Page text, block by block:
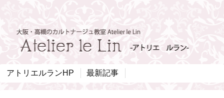
アトリエルランHP 最新記事